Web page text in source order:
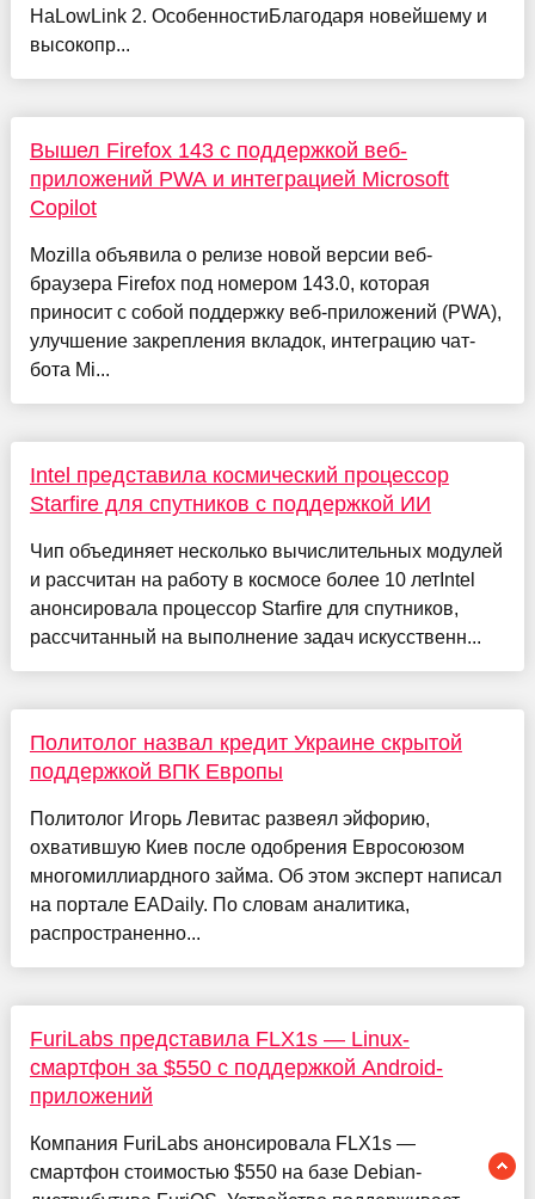
HaLowLink 2. ОсобенностиБлагодаря новейшему и
высокопр...
Вышел Firefox 143 с поддержкой веб-
приложений PWA и интеграцией Microsoft
Copilot
Mozilla объявила о релизе новой версии веб-
браузера Firefox под номером 143.0, которая
приносит с собой поддержку веб-приложений (PWA),
улучшение закрепления вкладок, интеграцию чат-
бота Mi...
Intel представила космический процессор
Starfire для спутников с поддержкой ИИ
Чип объединяет несколько вычислительных модулей
и рассчитан на работу в космосе более 10 летIntel
анонсировала процессор Starfire для спутников,
рассчитанный на выполнение задач искусственн...
Политолог назвал кредит Украине скрытой
поддержкой ВПК Европы
Политолог Игорь Левитас развеял эйфорию,
охватившую Киев после одобрения Евросоюзом
многомиллиардного займа. Об этом эксперт написал
на портале EADaily. По словам аналитика,
распространенно...
FuriLabs представила FLX1s — Linux-
смартфон за $550 с поддержкой Android-
приложений
Компания FuriLabs анонсировала FLX1s —
смартфон стоимостью $550 на базе Debian-